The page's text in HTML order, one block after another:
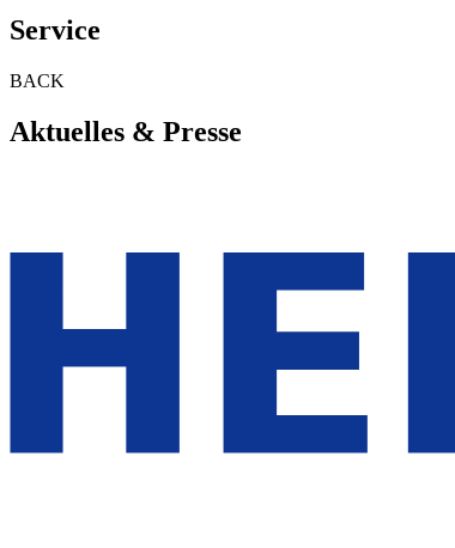
Service
BACK
Aktuelles & Presse